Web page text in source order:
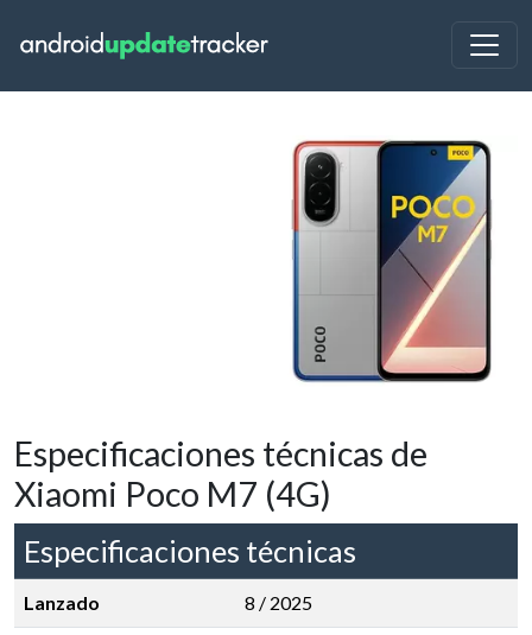
Especificaciones técnicas de
Xiaomi Poco M7 (4G)
Especificaciones técnicas
Lanzado 8 / 2025